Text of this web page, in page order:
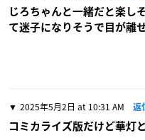
じろちゃんと一緒だと楽し
て迷子になりそうで目が離
2025年5月2日 at 10:31 AM 返
コミカライズ版だけど華灯